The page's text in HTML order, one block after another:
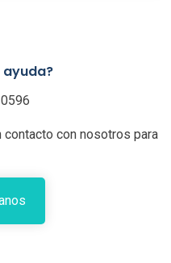
ayuda?
contacto con nosotros para